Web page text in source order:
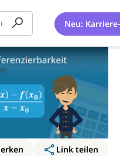
Neu:
Link teilen